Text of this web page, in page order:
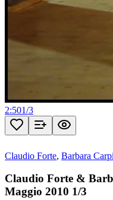
2:501/3
Claudio Forte, Barbara
Claudio Forte &
Maggio 2010 1/3